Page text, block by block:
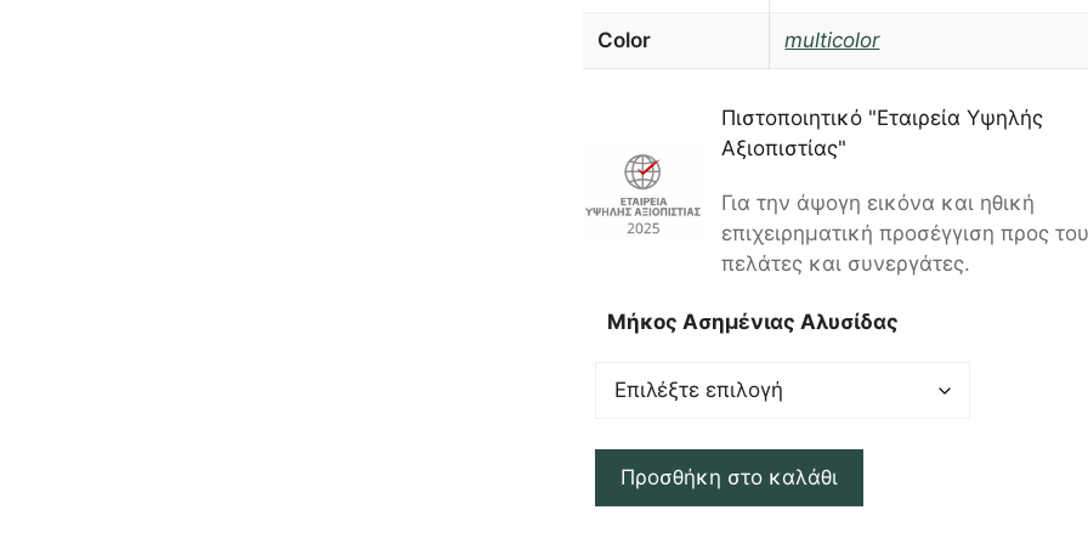
Color multicolor
Πιστοποιητικό "Εταιρεία Υψηλής
Αξιοπιστίας"
Για την άψογη εικόνα και ηθική
επιχειρηματική προσέγγιση προς
πελάτες και συνεργάτες.
Μήκος Ασημένιας Αλυσίδας
Προσθήκη στο καλάθι